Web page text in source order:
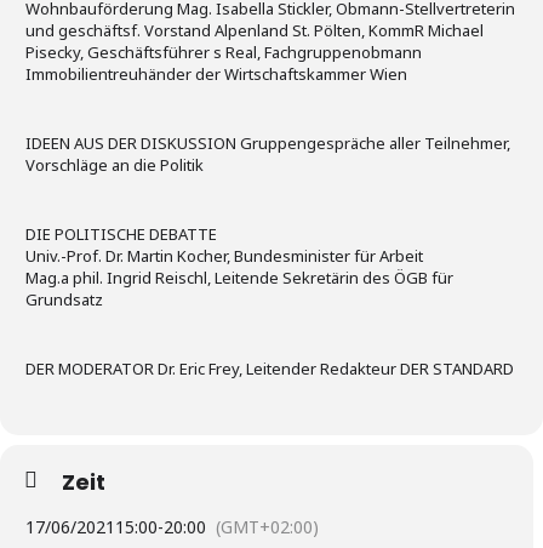
Wohnbauförderung Mag. Isabella Stickler, Obmann-Stellvertreterin
und geschäftsf. Vorstand Alpenland St. Pölten, KommR Michael
Pisecky, Geschäftsführer s Real, Fachgruppenobmann
Immobilientreuhänder der Wirtschaftskammer Wien
IDEEN AUS DER DISKUSSION Gruppengespräche aller Teilnehmer,
Vorschläge an die Politik
DIE POLITISCHE DEBATTE
Univ.-Prof. Dr. Martin Kocher, Bundesminister für Arbeit
Mag.a phil. Ingrid Reischl, Leitende Sekretärin des ÖGB für
Grundsatz
DER MODERATOR Dr. Eric Frey, Leitender Redakteur DER STANDARD
Zeit
17/06/2021 15:00-20:00 (GMT+02:00)